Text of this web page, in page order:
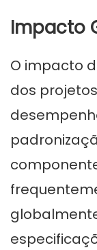
Impacto
O impacto
dos